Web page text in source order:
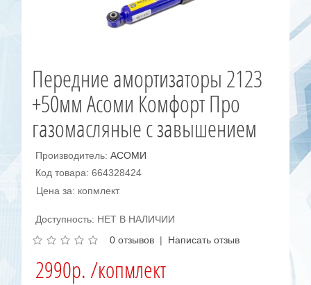
Передние амортизаторы 2123
+50мм Асоми Комфорт Про
газомасляные с завышением
Производитель:АСОМИ
Код товара: 664328424
Цена за: копмлект
Доступность: НЕТ В НАЛИЧИИ
0 отзывов | Написать отзыв
2990р. /копмлект